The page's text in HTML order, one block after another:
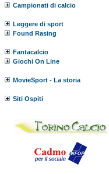
Campionati di calcio
Leggere di sport
Found Rasing
Fantacalcio
Giochi On Line
MovieSport - La storia
Siti Ospiti